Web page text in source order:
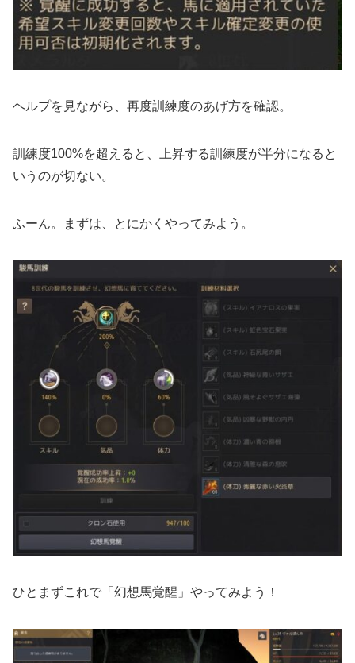
ヘルプを見ながら、再度訓練度のあげ方を確認。
訓練度100%を超えると、上昇する訓練度が半分になると
いうのが切ない。
ふーん。まずは、とにかくやってみよう。
ひとまずこれで「幻想馬覚醒」やってみよう！